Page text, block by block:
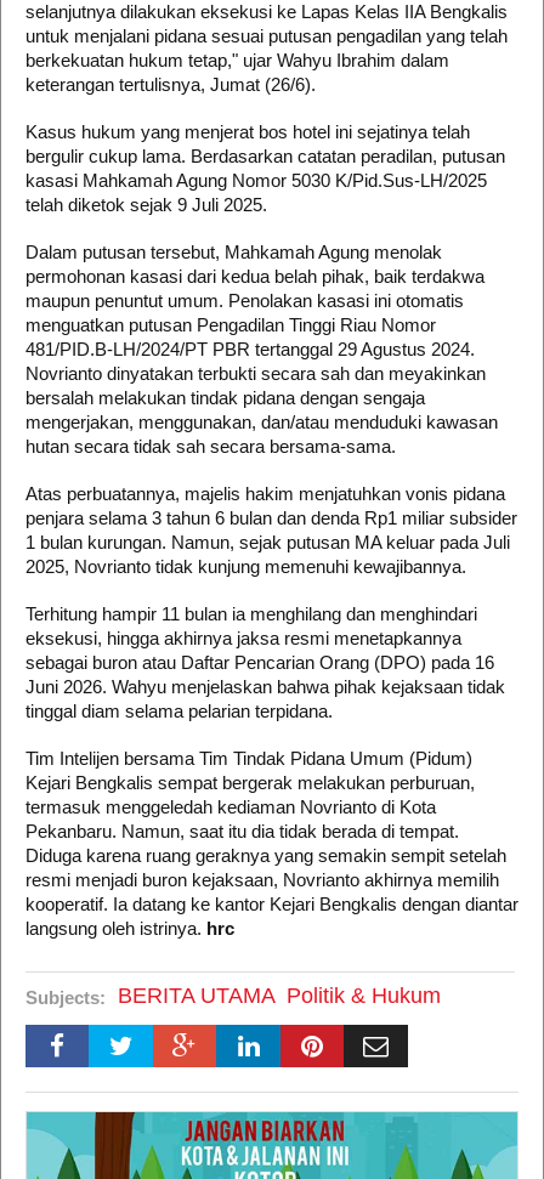
selanjutnya dilakukan eksekusi ke Lapas Kelas IIA Bengkalis
untuk menjalani pidana sesuai putusan pengadilan yang telah
berkekuatan hukum tetap," ujar Wahyu Ibrahim dalam
keterangan tertulisnya, Jumat (26/6). ​
Kasus hukum yang menjerat bos hotel ini sejatinya telah
bergulir cukup lama. Berdasarkan catatan peradilan, putusan
kasasi Mahkamah Agung Nomor 5030 K/Pid.Sus-LH/2025
telah diketok sejak 9 Juli 2025.
Dalam putusan tersebut, Mahkamah Agung menolak
permohonan kasasi dari kedua belah pihak, baik terdakwa
maupun penuntut umum. ​Penolakan kasasi ini otomatis
menguatkan putusan Pengadilan Tinggi Riau Nomor
481/PID.B-LH/2024/PT PBR tertanggal 29 Agustus 2024.
Novrianto dinyatakan terbukti secara sah dan meyakinkan
bersalah melakukan tindak pidana dengan sengaja
mengerjakan, menggunakan, dan/atau menduduki kawasan
hutan secara tidak sah secara bersama-sama. ​
Atas perbuatannya, majelis hakim menjatuhkan vonis pidana
penjara selama 3 tahun 6 bulan dan denda Rp1 miliar subsider
1 bulan kurungan. ​Namun, sejak putusan MA keluar pada Juli
2025, Novrianto tidak kunjung memenuhi kewajibannya.
Terhitung hampir 11 bulan ia menghilang dan menghindari
eksekusi, hingga akhirnya jaksa resmi menetapkannya
sebagai buron atau Daftar Pencarian Orang (DPO) pada 16
Juni 2026. ​Wahyu menjelaskan bahwa pihak kejaksaan tidak
tinggal diam selama pelarian terpidana.
Tim Intelijen bersama Tim Tindak Pidana Umum (Pidum)
Kejari Bengkalis sempat bergerak melakukan perburuan,
termasuk menggeledah kediaman Novrianto di Kota
Pekanbaru. Namun, saat itu dia tidak berada di tempat. ​
Diduga karena ruang geraknya yang semakin sempit setelah
resmi menjadi buron kejaksaan, Novrianto akhirnya memilih
kooperatif. Ia datang ke kantor Kejari Bengkalis dengan diantar
langsung oleh istrinya. hrc
Subjects: BERITA UTAMA Politik & Hukum